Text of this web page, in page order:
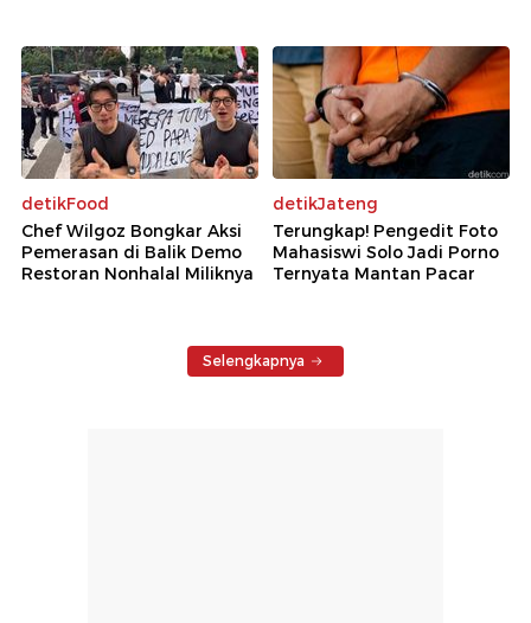
detikFood
Chef Wilgoz Bongkar Aksi
Pemerasan di Balik Demo
Restoran Nonhalal Miliknya
detikJateng
Terungkap! Pengedit Foto
Mahasiswi Solo Jadi Porno
Ternyata Mantan Pacar
Selengkapnya